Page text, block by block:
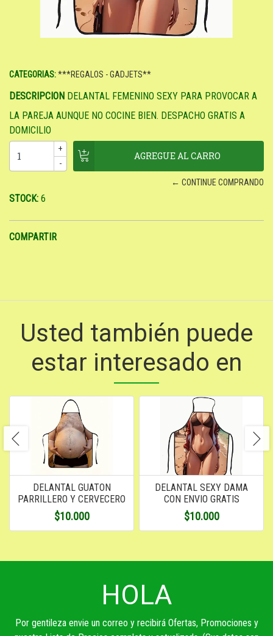
CATEGORIAS:***REGALOS - GADJETS**
DESCRIPCION DELANTAL FEMENINO SEXY PARA PROVOCAR A
LA PAREJA AUNQUE NO COCINE BIEN. DESPACHO GRATIS A
DOMICILIO
+
-
← CONTINUE COMPRANDO
STOCK: 6
COMPARTIR
Usted también puede
estar interesado en
DELANTAL GUATON
PARRILLERO Y CERVECERO
$10.000
DELANTAL SEXY DAMA
CON ENVIO GRATIS
$10.000
HOLA
Por gentileza envie un correo y recibirá Ofertas, Promociones y